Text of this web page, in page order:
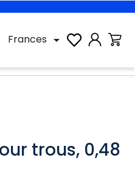
Frances 
trous, 0,48